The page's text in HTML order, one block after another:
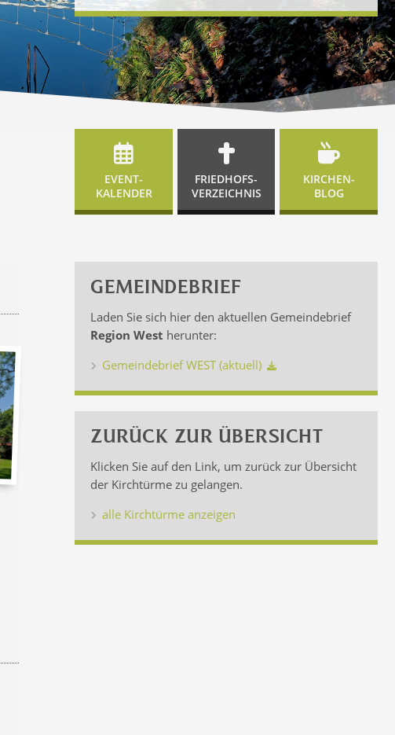
EVENT-
KALENDER
FRIEDHOFS-
VERZEICHNIS
KIRCHEN-
BLOG
GEMEINDEBRIEF
Laden Sie sich hier den aktuellen Gemeindebrief
Region West herunter:
Gemeindebrief WEST (aktuell)
ZURÜCK ZUR ÜBERSICHT
Klicken Sie auf den Link, um zurück zur Übersicht
der Kirchtürme zu gelangen.
alle Kirchtürme anzeigen